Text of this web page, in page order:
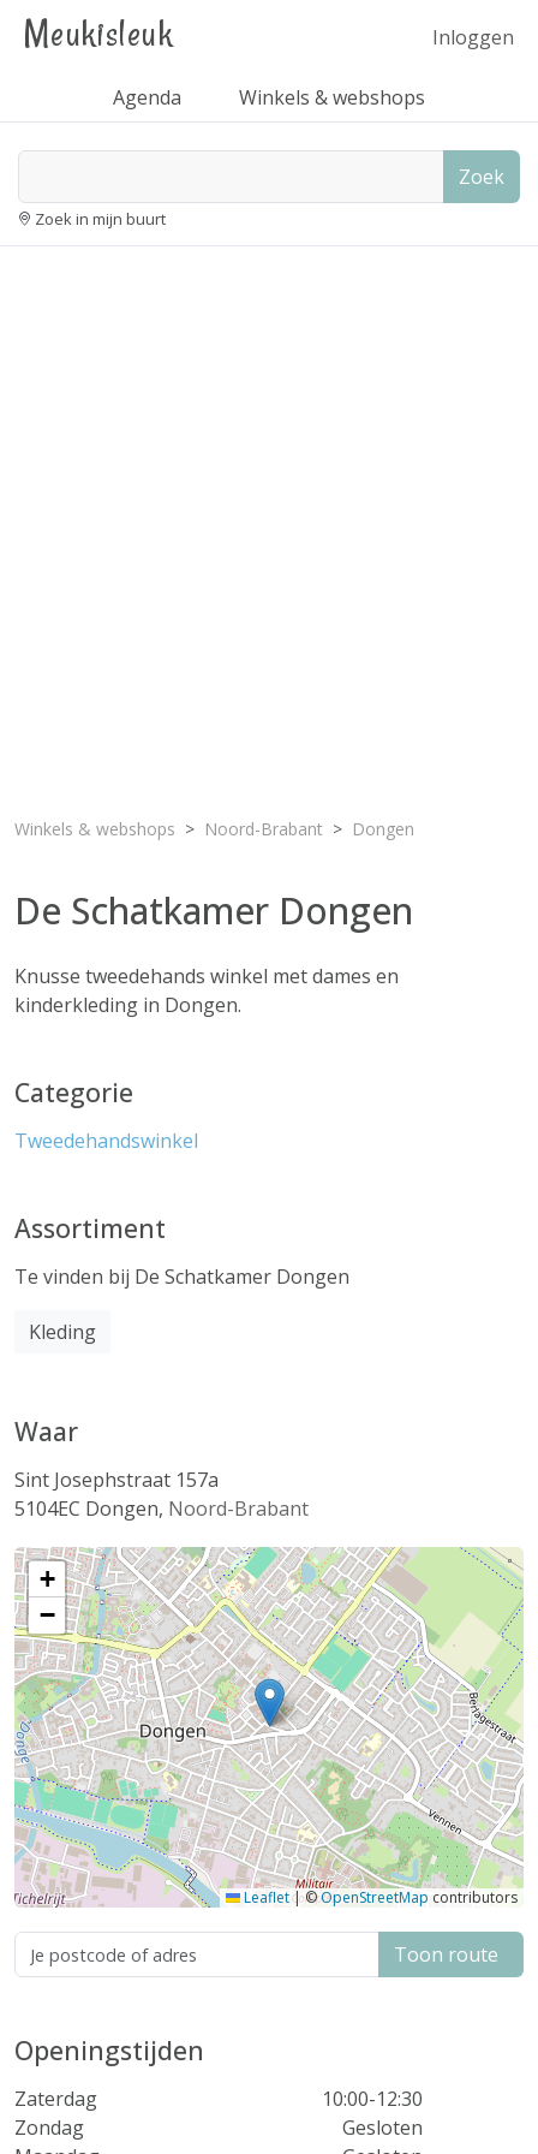
Meukisleuk Inloggen
Agenda Winkels & webshops
Zoek
Zoek in mijn buurt
Winkels & webshops Noord-Brabant Dongen
De Schatkamer Dongen
Knusse tweedehands winkel met dames en
kinderkleding in Dongen.
Categorie
Tweedehandswinkel
Assortiment
Te vinden bij De Schatkamer Dongen
Kleding
Waar
Sint Josephstraat 157a
5104EC Dongen, Noord-Brabant
+
−
Leaflet|©OpenStreetMap contributors
Toon route
Openingstijden
Zaterdag
10:00-12:30
Zondag
Gesloten